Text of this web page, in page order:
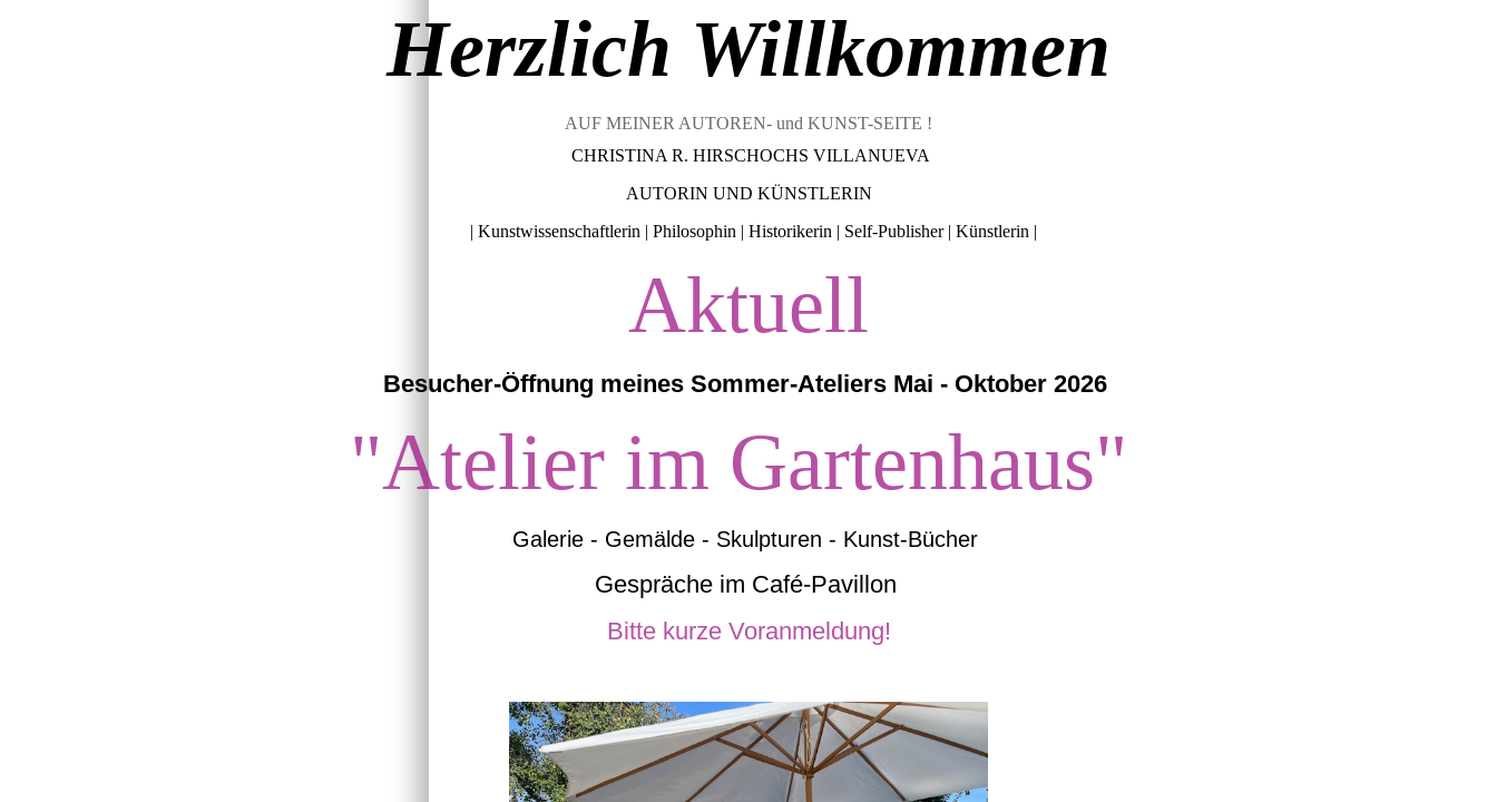
Herzlich Willkommen
AUF MEINER AUTOREN- und KUNST-SEITE !
CHRISTINA R. HIRSCHOCHS VILLANUEVA
AUTORIN UND KÜNSTLERIN
| Kunstwissenschaftlerin | Philosophin | Historikerin | Self-Publisher | Künstlerin |
Aktuell
Besucher-Öffnung meines Sommer-Ateliers Mai - Oktober 2026
"Atelier im Gartenhaus"
Galerie - Gemälde - Skulpturen - Kunst-Bücher
Gespräche im Café-Pavillon
Bitte kurze Voranmeldung!